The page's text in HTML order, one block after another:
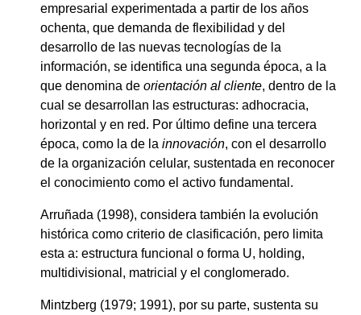
empresarial experimentada a partir de los años
ochenta, que demanda de flexibilidad y del
desarrollo de las nuevas tecnologías de la
información, se identifica una segunda época, a la
que denomina de orientación al cliente, dentro de la
cual se desarrollan las estructuras: adhocracia,
horizontal y en red. Por último define una tercera
época, como la de la innovación, con el desarrollo
de la organización celular, sustentada en reconocer
el conocimiento como el activo fundamental.
Arruñada (1998), considera también la evolución
histórica como criterio de clasificación, pero limita
esta a: estructura funcional o forma U, holding,
multidivisional, matricial y el conglomerado.
Mintzberg (1979; 1991), por su parte, sustenta su